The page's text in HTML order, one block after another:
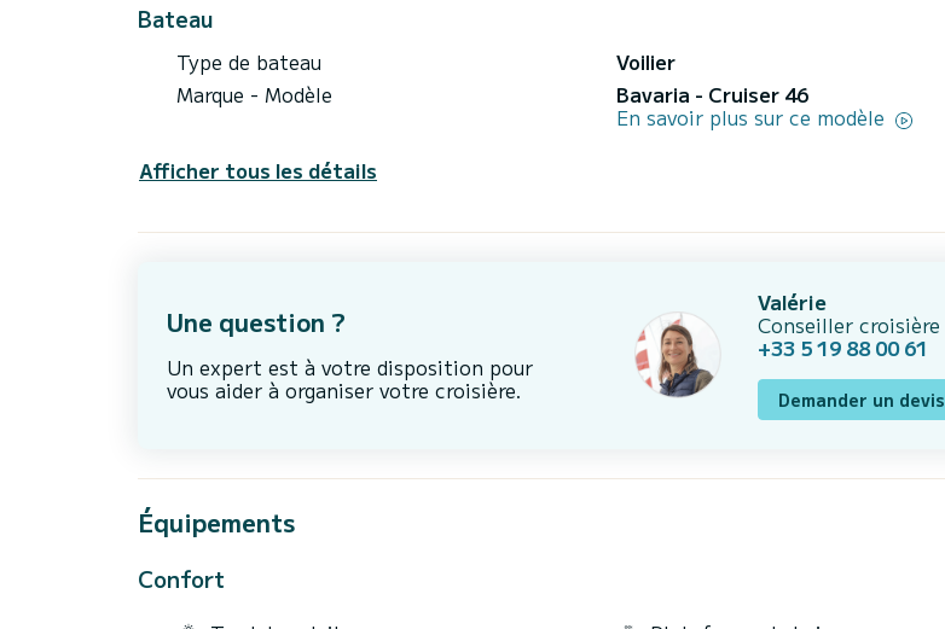
Bateau
Type de bateau
Voilier
Marque - Modèle
Bavaria - Cruiser 46
En savoir plus sur ce modèle
Afficher tous les détails
Une question ?
Un expert est à votre disposition pour
vous aider à organiser votre croisière.
Valérie
Conseiller croisière
+33 5 19 88 00 61
Demander un devis
Équipements
Confort